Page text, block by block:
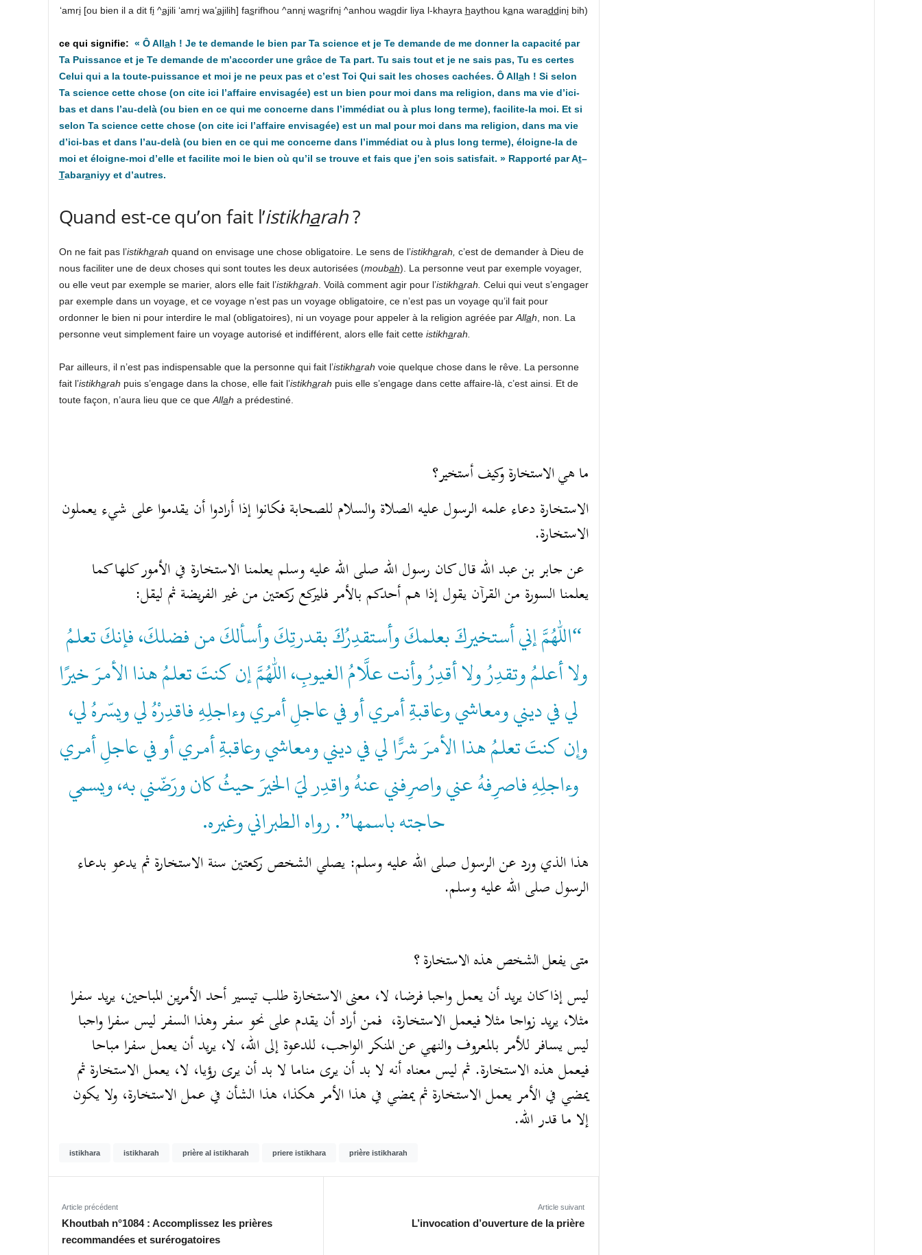
‘amri[ou bien il a dit fi^ajili ‘amriwa’ajilih] fasrifhou ^anniwasrifni^anhou waqdir liya l-khayra haythou kana waraddinibih)
« Ô Allah ! Je te demande le bien par Ta science et je Te demande de me donner la capacité par
Ta Puissance et je Te demande de m’accorder une grâce de Ta part. Tu sais tout et je ne sais pas, Tu es certes
Celui qui a la toute-puissance et moi je ne peux pas et c’est Toi Qui sait les choses cachées. Ô Allah ! Si selon
Ta science cette chose (on cite ici l’affaire envisagée) est un bien pour moi dans ma religion, dans ma vie d’ici-
bas et dans l’au-delà (ou bien en ce qui me concerne dans l’immédiat ou à plus long terme), facilite-la moi. Et si
selon Ta science cette chose (on cite ici l’affaire envisagée) est un mal pour moi dans ma religion, dans ma vie
d’ici-bas et dans l’au-delà (ou bien en ce qui me concerne dans l’immédiat ou à plus long terme), éloigne-la de
moi et éloigne-moi d’elle et facilite moi le bien où qu’il se trouve et fais que j’en sois satisfait. » Rapporté par At–
Tabaraniyy et d’autres.
Quand est-ce qu’on fait l’istikharah?
On ne fait pas l’istikharah quand on envisage une chose obligatoire. Le sens de l’istikharah, c’est de demander à Dieu de
nous faciliter une de deux choses qui sont toutes les deux autorisées (moubah). La personne veut par exemple voyager,
ou elle veut par exemple se marier, alors elle fait l’istikharah . Voilà comment agir pour l’istikharah. Celui qui veut s’engager
par exemple dans un voyage, et ce voyage n’est pas un voyage obligatoire, ce n’est pas un voyage qu’il fait pour
ordonner le bien ni pour interdire le mal (obligatoires), ni un voyage pour appeler à la religion agréée par Allah , non. La
personne veut simplement faire un voyage autorisé et indifférent, alors elle fait cette istikharah.
Par ailleurs, il n’est pas indispensable que la personne qui fait l’istikharah voie quelque chose dans le rêve. La personne
fait l’istikharah puis s’engage dans la chose, elle fait l’istikharah puis elle s’engage dans cette affaire-là, c’est ainsi. Et de
toute façon, n’aura lieu que ce que Allah a prédestiné.
ما هي الاستخارة وكيف أستخير؟
الاستخارة دعاء علمه الرسول عليه الصلاة والسلام للصحابة فكانوا إذا أرادوا أن يقدموا على شيء يعملون
الاستخارة.
عن جابر بن عبد الله قال كان رسول الله صلى الله عليه وسلم يعلمنا الاستخارة في الأمور كلها كما
يعلمنا السورة من القرآن يقول إذا هم أحدكم بالأمر فليركع ركعتين من غير الفريضة ثم ليقل:
“اللهم إني أستخيركَ بعلمكَ وأستقدِرُكَ بقدرتِكَ وأسألكَ من فضلكَ، فإنكَ تعلمُ
ولا أعلمُ وتقدِرُ ولا أقدِرُ وأنت علَّامُ الغيوبِ، اللهم إن كنتَ تعلمُ هذا الأمرَ خيرًا
لي في ديني ومعاشي وعاقبةِ أمري أو في عاجلِ أمري وءاجلِهِ فاقدِرْهُ لي ويسّرهُ لي،
وإن كنتَ تعلمُ هذا الأمرَ شرًّا لي في ديني ومعاشي وعاقبةِ أمري أو في عاجلِ أمري
وءاجلِهِ فاصرِفهُ عني واصرِفني عنهُ واقدِر ليَ الخيرَ حيثُ كان ورَضّني به، ويسمي
حاجته باسمها”. رواه الطبراني وغيره.
هذا الذي ورد عن الرسول صلى الله عليه وسلم: يصلي الشخص ركعتين سنة الاستخارة ثم يدعو بدعاء
الرسول صلى الله عليه وسلم.
متى يفعل الشخص هذه الاستخارة ؟
ليس إذا كان يريد أن يعمل واجبا فرضا، لا، معنى الاستخارة طلب تيسير أحد الأمرين المباحين، يريد سفرا
مثلا، يريد زواجا مثلا فيعمل الاستخارة، فمن أراد أن يقدم على نحو سفر وهذا السفر ليس سفرا واجبا
ليس يسافر للأمر بالمعروف والنهي عن المنكر الواجب، للدعوة إلى الله، لا، يريد أن يعمل سفرا مباحا
فيعمل هذه الاستخارة. ثم ليس معناه أنه لا بد أن يرى مناما لا بد أن يرى رؤيا، لا، يعمل الاستخارة ثم
يمضي في الأمر يعمل الاستخارة ثم يمضي في هذا الأمر هكذا، هذا الشأن في عمل الاستخارة، ولا يكون
إلا ما قدر الله.
istikhara istikharah prière al istikharah priere istikhara prière istikharah
Article précédent
Khoutbah n°1084 : Accomplissez les prières
recommandées et surérogatoires
Article suivant
L’invocation d’ouverture de la prière